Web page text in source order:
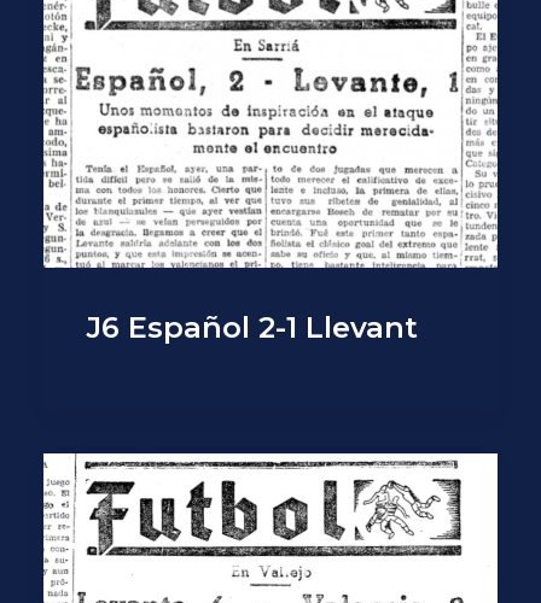
J6 Español 2-1 Llevant